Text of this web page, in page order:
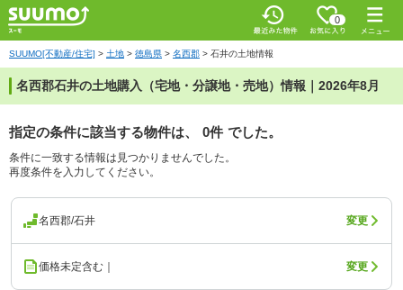
0
SUUMO[不動産/住宅] > 土地 > 徳島県 > 名西郡 > 石井の土地情報
名西郡石井の土地購入（宅地・分譲地・売地）情報｜2026年8月
指定の条件に該当する物件は、 0件 でした。
条件に一致する情報は見つかりませんでした。
再度条件を入力してください。
名西郡/石井 変更
価格未定含む｜ 変更